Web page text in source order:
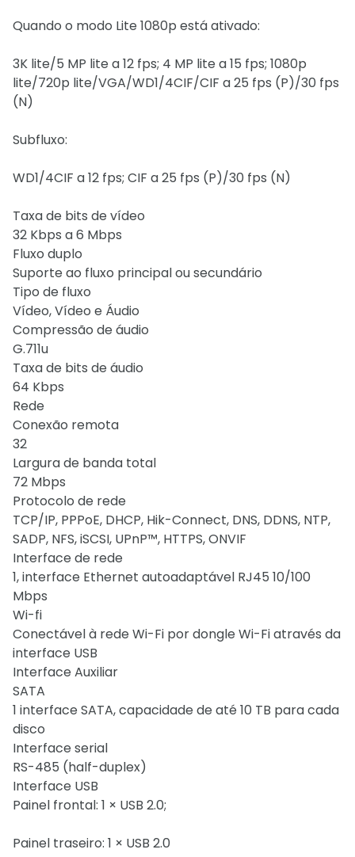
Quando o modo Lite 1080p está ativado:
3K lite/5 MP lite a 12 fps; 4 MP lite a 15 fps; 1080p
lite/720p lite/VGA/WD1/4CIF/CIF a 25 fps (P)/30 fps
(N)
Subfluxo:
WD1/4CIF a 12 fps; CIF a 25 fps (P)/30 fps (N)
Taxa de bits de vídeo
32 Kbps a 6 Mbps
Fluxo duplo
Suporte ao fluxo principal ou secundário
Tipo de fluxo
Vídeo, Vídeo e Áudio
Compressão de áudio
G.711u
Taxa de bits de áudio
64 Kbps
Rede
Conexão remota
32
Largura de banda total
72 Mbps
Protocolo de rede
TCP/IP, PPPoE, DHCP, Hik-Connect, DNS, DDNS, NTP,
SADP, NFS, iSCSI, UPnP™, HTTPS, ONVIF
Interface de rede
1, interface Ethernet autoadaptável RJ45 10/100
Mbps
Wi-fi
Conectável à rede Wi-Fi por dongle Wi-Fi através da
interface USB
Interface Auxiliar
SATA
1 interface SATA, capacidade de até 10 TB para cada
disco
Interface serial
RS-485 (half-duplex)
Interface USB
Painel frontal: 1 × USB 2.0;
Painel traseiro: 1 × USB 2.0